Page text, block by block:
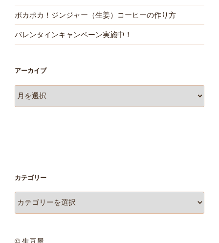
ポカポカ！ジンジャー（生姜）コーヒーの作り方
バレンタインキャンペーン実施中！
アーカイブ
ー
カテゴリー
テ